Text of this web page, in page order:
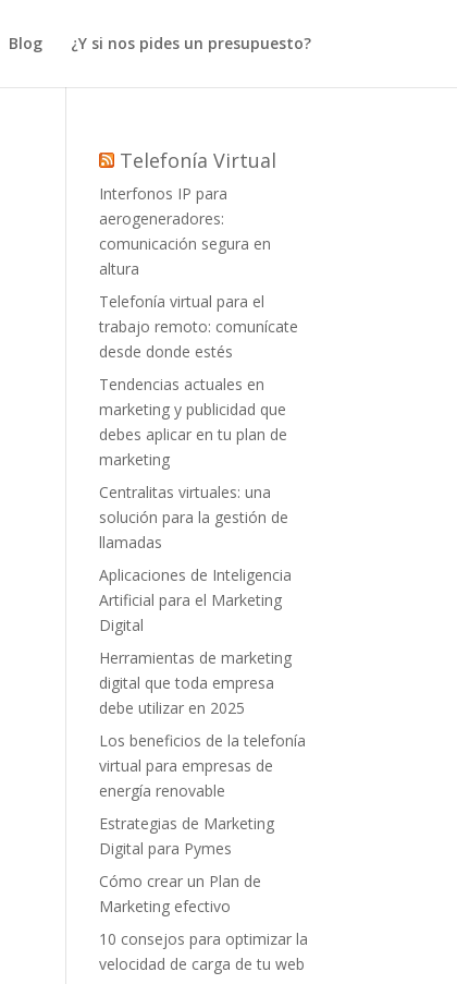
Blog ¿Y si nos pides un presupuesto?
Telefonía Virtual
Interfonos IP para
aerogeneradores:
comunicación segura en
altura
Telefonía virtual para el
trabajo remoto: comunícate
desde donde estés
Tendencias actuales en
marketing y publicidad que
debes aplicar en tu plan de
marketing
Centralitas virtuales: una
solución para la gestión de
llamadas
Aplicaciones de Inteligencia
Artificial para el Marketing
Digital
Herramientas de marketing
digital que toda empresa
debe utilizar en 2025
Los beneficios de la telefonía
virtual para empresas de
energía renovable
Estrategias de Marketing
Digital para Pymes
Cómo crear un Plan de
Marketing efectivo
10 consejos para optimizar la
velocidad de carga de tu web